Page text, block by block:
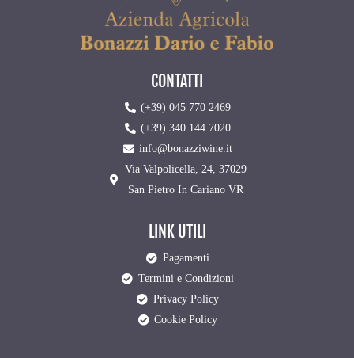
CONTATTI
(+39) 045 770 2469
(+39) 340 144 7020
info@bonazziwine.it
Via Valpolicella, 24, 37029
San Pietro In Cariano VR
LINK UTILI
Pagamenti
Termini e Condizioni
Privacy Policy
Cookie Policy